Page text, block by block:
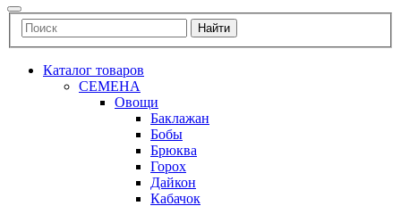
Каталог товаров
СЕМЕНА
Овощи
Баклажан
Бобы
Брюква
Горох
Дайкон
Кабачок